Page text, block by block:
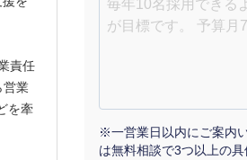
責任
営業
を牽
※一営業日以内にご案内
は無料相談で3つ以上の